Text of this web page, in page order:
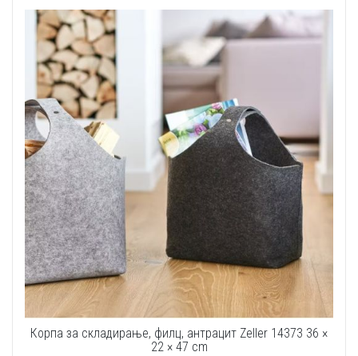
Корпа за складирање, филц, антрацит Zeller 14373 36 ×
22 × 47 cm